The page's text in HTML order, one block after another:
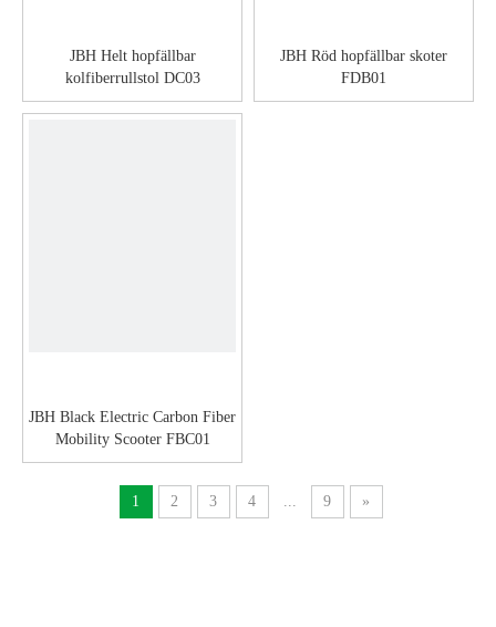
JBH Helt hopfällbar
kolfiberrullstol DC03
JBH Röd hopfällbar skoter
FDB01
JBH Black Electric Carbon Fiber
Mobility Scooter FBC01
1 2 3 4 ... 9 »